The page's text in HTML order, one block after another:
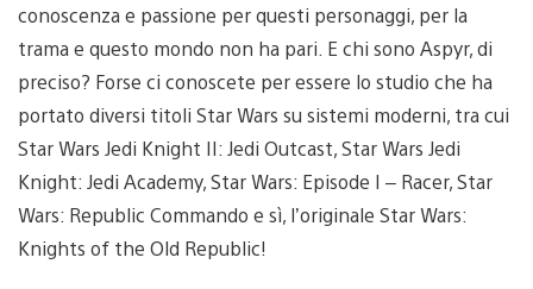
conoscenza e passione per questi personaggi, per la
trama e questo mondo non ha pari. E chi sono Aspyr, di
preciso? Forse ci conoscete per essere lo studio che ha
portato diversi titoli Star Wars su sistemi moderni, tra cui
Star Wars Jedi Knight II: Jedi Outcast, Star Wars Jedi
Knight: Jedi Academy, Star Wars: Episode I – Racer, Star
Wars: Republic Commando e sì, l’originale Star Wars:
Knights of the Old Republic!